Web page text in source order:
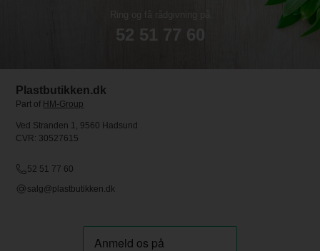
Ring og få rådgivning på
52 51 77 60
Plastbutikken.dk
Part of HM-Group
Ved Stranden 1, 9560 Hadsund
CVR: 30527615
52 51 77 60
salg@plastbutikken.dk